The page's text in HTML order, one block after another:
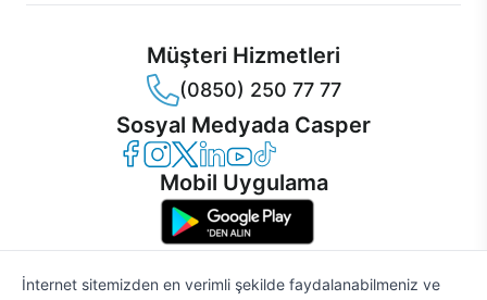
Müşteri Hizmetleri
(0850) 250 77 77
Sosyal Medyada Casper
Casper Facebook
Casper Instagram
Casper Twitter
Casper LinkedIn
Casper YouTube
Casper TikTok
Mobil Uygulama
İnternet sitemizden en verimli şekilde faydalanabilmeniz ve